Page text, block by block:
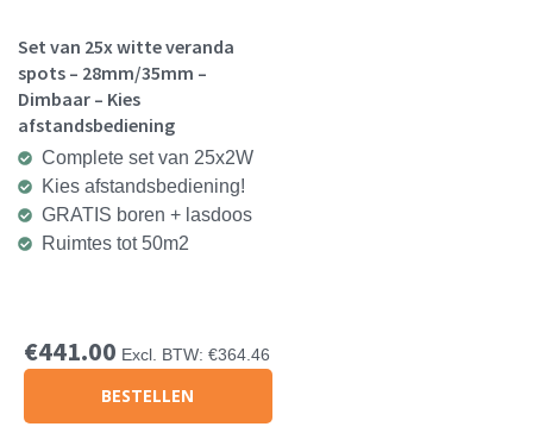
Set van 25x witte veranda
spots – 28mm/35mm –
Dimbaar – Kies
afstandsbediening
Complete set van 25x2W
Kies afstandsbediening!
GRATIS boren + lasdoos
Ruimtes tot 50m2
€441.00 Excl. BTW: €364.46
BESTELLEN